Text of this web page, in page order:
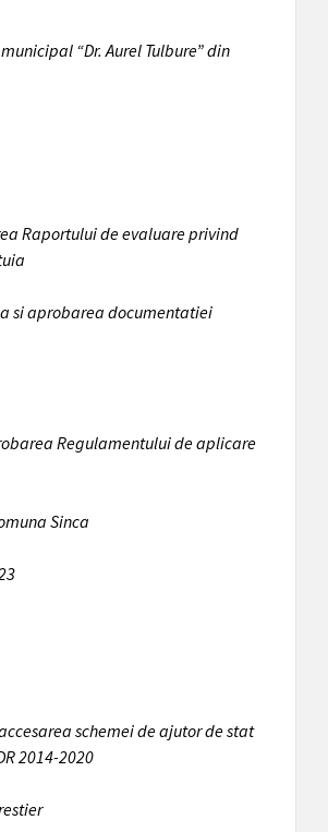
“Dr. Aurel Tulbure” din
Raportului de evaluare privind
si aprobarea documentatiei
Regulamentului de aplicare
Sinca
schemei de ajutor de stat
2014-2020